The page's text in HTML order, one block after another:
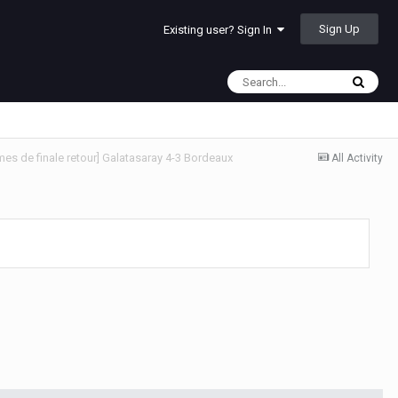
Existing user? Sign In Sign Up
All Activity
de finale retour] Galatasaray 4-3 Bordeaux